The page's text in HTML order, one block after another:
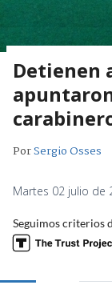
Detienen
PorSergio Osses
Martes 02 julio de
Seguimos criterios